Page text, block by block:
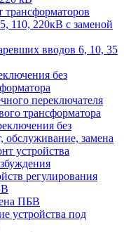
110, 220кВ с заменой
вводов 6, 10, 35
без
переключателя
трансформатора
без
обслуживание, замена
устройства
регулирования
ПБВ
устройства под